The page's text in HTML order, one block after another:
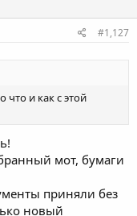
#1,127
что и как с этой
мот, бумаги
приняли без
новый